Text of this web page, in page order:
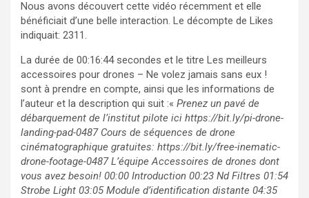
Nous avons découvert cette vidéo récemment et elle
bénéficiait d’une belle interaction. Le décompte de Likes
indiquait: 2311.
La durée de 00:16:44 secondes et le titre Les meilleurs
accessoires pour drones – Ne volez jamais sans eux !
sont à prendre en compte, ainsi que les informations de
l’auteur et la description qui suit :« Prenez un pavé de
débarquement de l’institut pilote ici https://bit.ly/pi-drone-
landing-pad-0487 Cours de séquences de drone
cinématographique gratuites: https://bit.ly/free-inematic-
drone-footage-0487 L’équipe Accessoires de drones dont
vous avez besoin! 00:00 Introduction 00:23 Nd Filtres 01:54
Strobe Light 03:05 Module d’identification distante 04:35